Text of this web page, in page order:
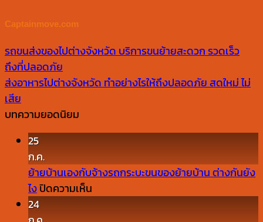
Captainmove.com
รถขนส่งของไปต่างจังหวัด บริการขนย้ายสะดวก รวดเร็ว
ถึงที่ปลอดภัย
ส่งอาหารไปต่างจังหวัด ทำอย่างไรให้ถึงปลอดภัย สดใหม่ ไม่
เสีย
บทความยอดนิยม
25
ก.ค.
ย้ายบ้านเองกับจ้างรถกระบะขนของย้ายบ้าน ต่างกันยัง
ไงปิดความเห็น
24